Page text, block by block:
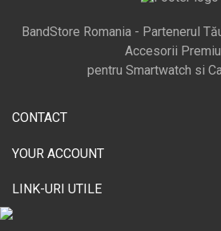
BandStore Romania - Partenerul
Accesorii
pentru Smartwatch si
CONTACT
YOUR ACCOUNT
LINK-URI UTILE